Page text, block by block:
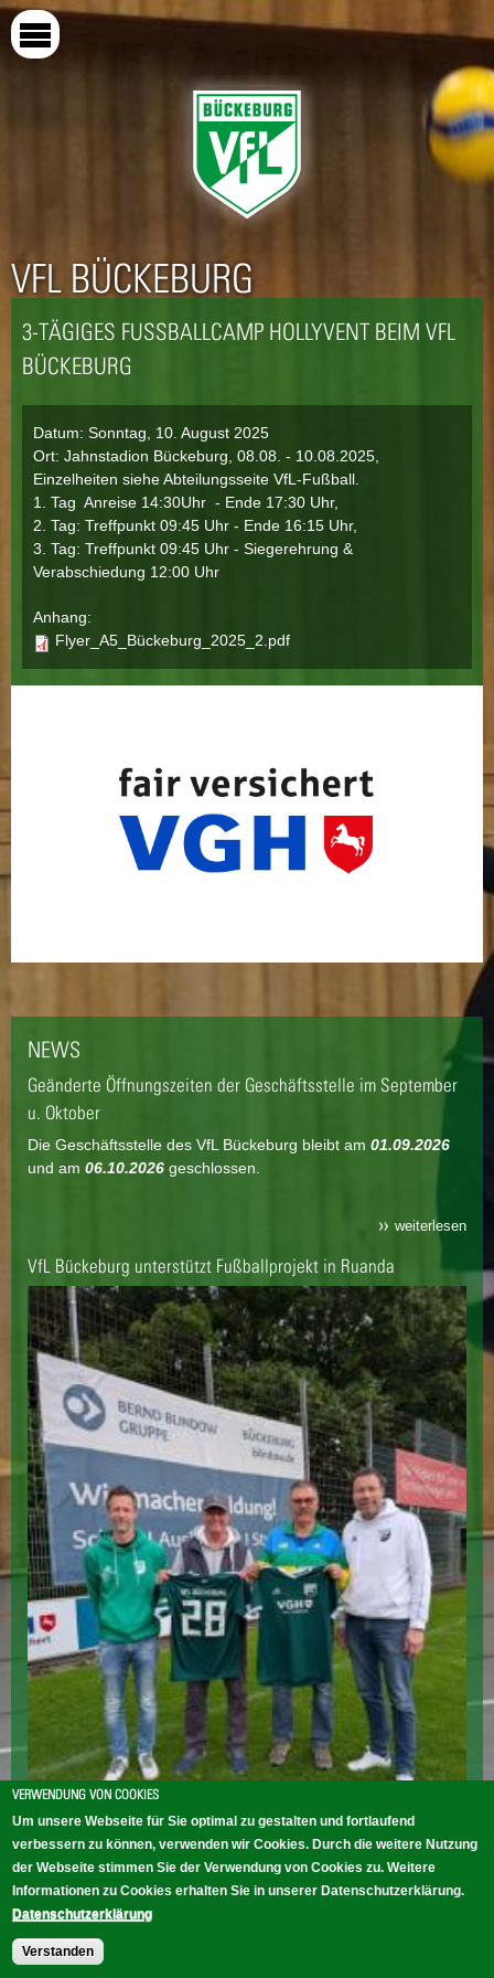
Direkt
VFL BÜCKEBURG
3-TÄGIGES FUSSBALLCAMP HOLLYVENT BEIM VFL B
ÜCKEBURG
Datum: Sonntag, 10. August 2025
Ort: Jahnstadion Bückeburg, 08.08. - 10.08.2025,
Einzelheiten siehe Abteilungsseite VfL-Fußball.
1. Tag Anreise 14:30Uhr - Ende 17:30 Uhr,
2. Tag: Treffpunkt 09:45 Uhr - Ende 16:15 Uhr,
3. Tag: Treffpunkt 09:45 Uhr - Siegerehrung &
Verabschiedung 12:00 Uhr
Anhang:
Flyer_A5_Bückeburg_2025_2.pdf
NEWS
Geänderte Öffnungszeiten der Geschäftsstelle im September
u. Oktober
Die Geschäftsstelle des VfL Bückeburg bleibt am 01.09.2026
und am 06.10.2026 geschlossen.
weiterlesen
VfL Bückeburg unterstützt Fußballprojekt in Ruanda
weiterlesen
VERWENDUNG VON COOKIES
Um unsere Webseite für Sie optimal zu gestalten und fortlaufend
verbessern zu können, verwenden wir Cookies. Durch die weitere Nutzung
der Webseite stimmen Sie der Verwendung von Cookies zu. Weitere
Informationen zu Cookies erhalten Sie in unserer Datenschutzerklärung.
Datenschutzerklärung
Verstanden